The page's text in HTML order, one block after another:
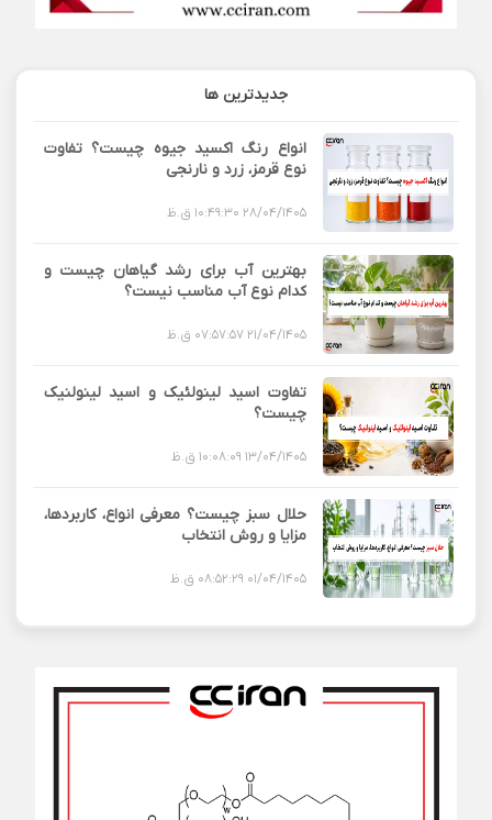
جدیدترین ها
انواع رنگ اکسید جیوه چیست؟ تفاوت
نوع قرمز، زرد و نارنجی
28/04/1405 10:49:30 ق.ظ
بهترین آب برای رشد گیاهان چیست و
کدام نوع آب مناسب نیست؟
21/04/1405 07:57:57 ق.ظ
تفاوت اسید لینولئیک و اسید لینولنیک
چیست؟
13/04/1405 10:08:09 ق.ظ
حلال سبز چیست؟ معرفی انواع، کاربردها،
مزایا و روش انتخاب
01/04/1405 08:52:29 ق.ظ